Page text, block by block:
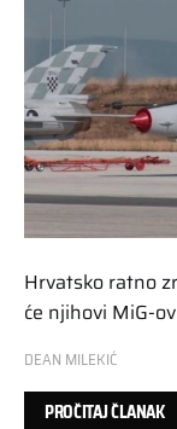
Hrvatsko ratno
će njihovi MiG-
DEAN MILEKIĆ
PROČITAJ ČLANAK